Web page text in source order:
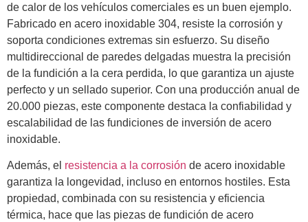
de calor de los vehículos comerciales es un buen ejemplo.
Fabricado en acero inoxidable 304, resiste la corrosión y
soporta condiciones extremas sin esfuerzo. Su diseño
multidireccional de paredes delgadas muestra la precisión
de la fundición a la cera perdida, lo que garantiza un ajuste
perfecto y un sellado superior. Con una producción anual de
20.000 piezas, este componente destaca la confiabilidad y
escalabilidad de las fundiciones de inversión de acero
inoxidable.
Además, el resistencia a la corrosión de acero inoxidable
garantiza la longevidad, incluso en entornos hostiles. Esta
propiedad, combinada con su resistencia y eficiencia
térmica, hace que las piezas de fundición de acero